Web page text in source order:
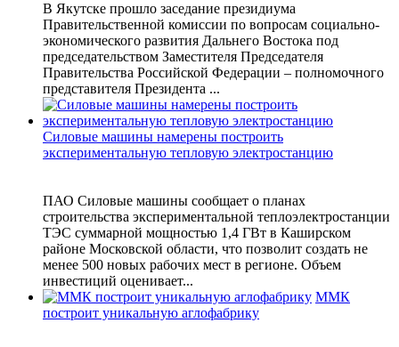
В Якутске прошло заседание президиума
Правительственной комиссии по вопросам социально-
экономического развития Дальнего Востока под
председательством Заместителя Председателя
Правительства Российской Федерации – полномочного
представителя Президента ...
Силовые машины намерены построить
экспериментальную тепловую электростанцию
ПАО Силовые машины сообщает о планах
строительства экспериментальной теплоэлектростанции
ТЭС суммарной мощностью 1,4 ГВт в Каширском
районе Московской области, что позволит создать не
менее 500 новых рабочих мест в регионе. Объем
инвестиций оценивает...
ММК
построит уникальную аглофабрику